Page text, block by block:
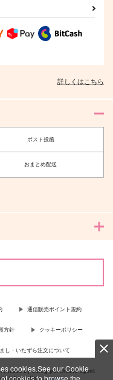
cookies.See our Cookie
cookies to browse the
詳しくはこちら
ポスト投函
おまとめ配送
通信販売ポイント規約
方針 クッキーポリシー
し・いたずら注文について
by using purchases agent
information …more